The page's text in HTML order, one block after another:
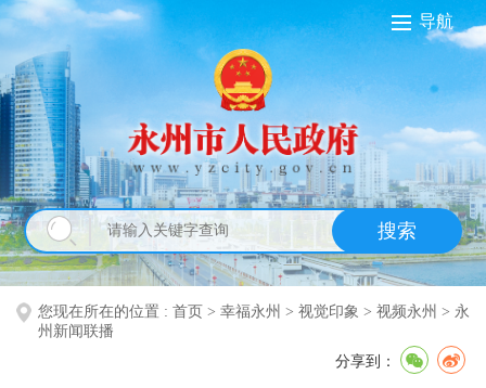
导航
搜索
您现在所在的位置 : 首页 > 幸福永州 > 视觉印象 > 视频永州 > 永
州新闻联播
分享到：